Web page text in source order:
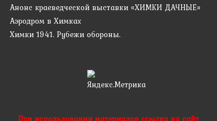
Анонс краеведческой выставки «ХИМКИ ДАЧНЫЕ»
Аэродром в Химках
Химки 1941. Рубежи обороны.
При использовании материалов ссылка на сайт